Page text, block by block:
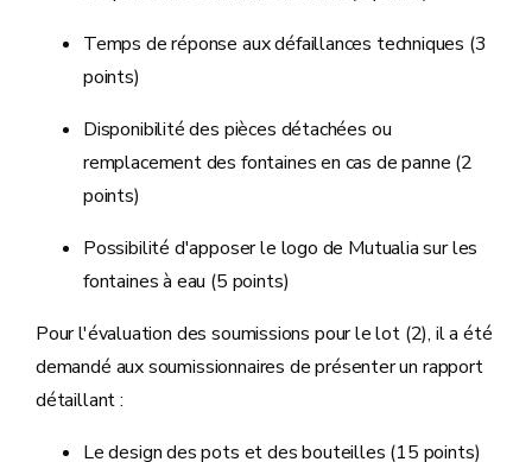
Temps de réponse aux défaillances techniques (3
points)
Disponibilité des pièces détachées ou
remplacement des fontaines en cas de panne (2
points)
Possibilité d'apposer le logo de Mutualia sur les
fontaines à eau (5 points)
Pour l'évaluation des soumissions pour le lot (2), il a été
demandé aux soumissionnaires de présenter un rapport
détaillant :
Le design des pots et des bouteilles (15 points)